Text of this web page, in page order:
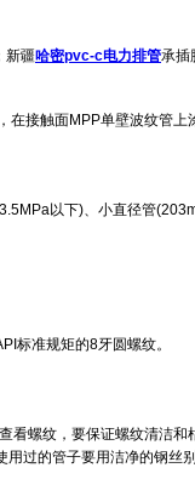
新疆哈密pvc-c电力排管承插
接触面MPP单壁波纹管上
以下)、小直径管
标准规矩的8牙圆螺纹。
螺纹，要保证螺纹清洁
过的管子要用洁净的钢丝